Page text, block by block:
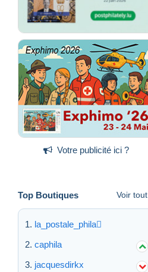
Votre publicité ici ?
Top Boutiques Voir tout
la_postale_phila
caphila
jacquesdirkx